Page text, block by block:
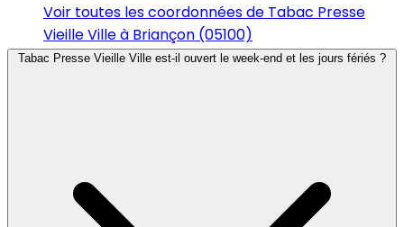
Voir toutes les coordonnées de Tabac Presse
Vieille Ville à Briançon (05100)
Tabac Presse Vieille Ville est-il ouvert le week-end et les jours fériés ?